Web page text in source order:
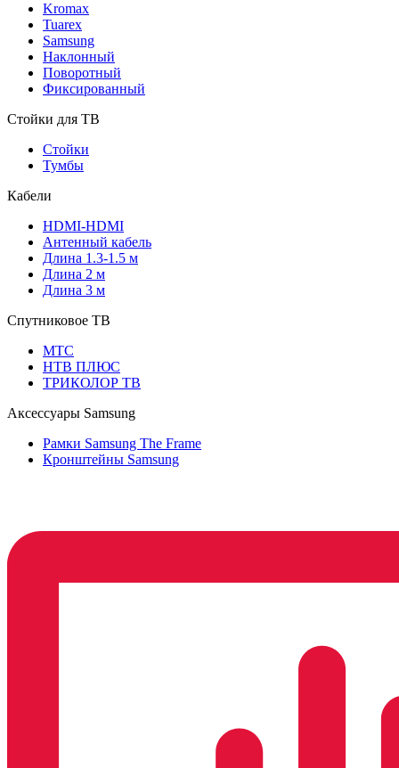
Kromax
Tuarex
Samsung
Наклонный
Поворотный
Фиксированный
Стойки для ТВ
Стойки
Тумбы
Кабели
HDMI-HDMI
Антенный кабель
Длина 1.3-1.5 м
Длина 2 м
Длина 3 м
Спутниковое ТВ
МТС
НТВ ПЛЮС
ТРИКОЛОР ТВ
Аксессуары Samsung
Рамки Samsung The Frame
Кронштейны Samsung